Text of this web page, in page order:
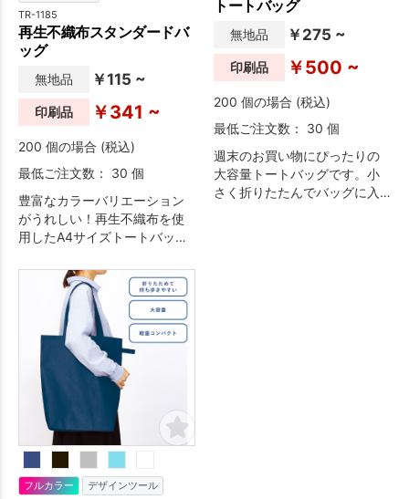
TR-1185
再生不織布スタンダードバ
ッグ
無地品 ￥115 ~
印刷品 ￥341 ~
200 個の場合 (税込)
最低ご注文数： 30 個
豊富なカラーバリエーション
がうれしい！再生不織布を使
用したA4サイズトートバッグ
トートバッグ
無地品 ￥275 ~
印刷品 ￥500 ~
200 個の場合 (税込)
最低ご注文数： 30 個
週末のお買い物にぴったりの
大容量トートバッグです。小
さく折りたたんでバッグに入
フルカラー デザインツール